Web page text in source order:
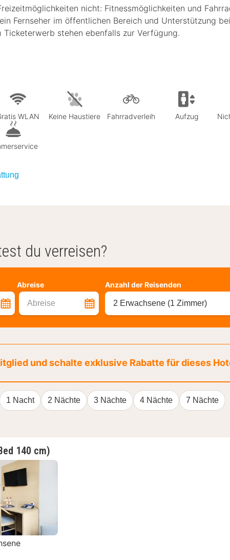
nicht: Fitnessmöglichkeiten und
Fernseher im öffentlichen Bereich und Unterstützung
Ticketerwerb stehen ebenfalls zur Verfügung.
WLAN Keine Haustiere Fahrradverleih Aufzug
du verreisen?
Abreise
Abreise
Anzahl der Reisenden
2 Erwachsene (1 Zimmer)
und schalte exklusive Rabatte für dieses
1 Nacht 2 Nächte 3 Nächte 4 Nächte 7 Nächte
140 cm)